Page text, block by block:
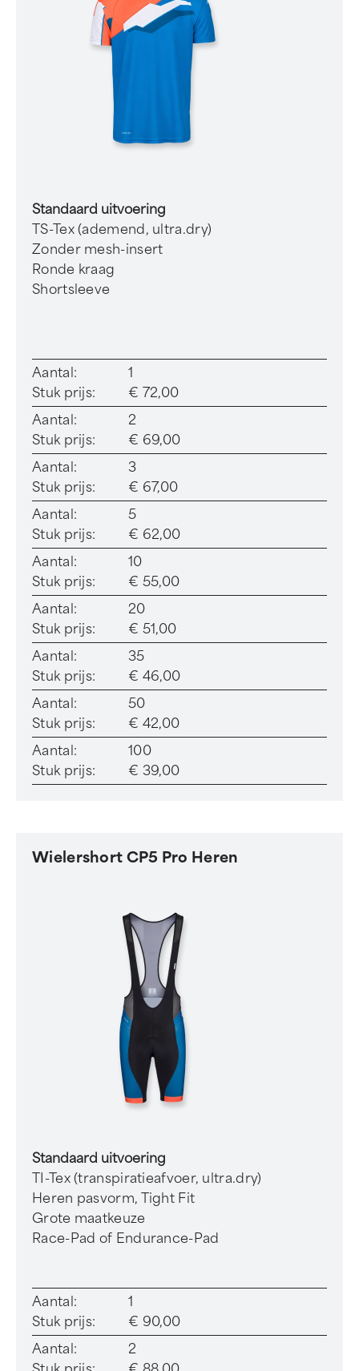
Standaard uitvoering
TS-Tex (ademend, ultra.dry)
Zonder mesh-insert
Ronde kraag
Shortsleeve
Aantal:
1
Stuk prijs:
€ 72,00
Aantal:
2
Stuk prijs:
€ 69,00
Aantal:
3
Stuk prijs:
€ 67,00
Aantal:
5
Stuk prijs:
€ 62,00
Aantal:
10
Stuk prijs:
€ 55,00
Aantal:
20
Stuk prijs:
€ 51,00
Aantal:
35
Stuk prijs:
€ 46,00
Aantal:
50
Stuk prijs:
€ 42,00
Aantal:
100
Stuk prijs:
€ 39,00
Wielershort CP5 Pro Heren
Standaard uitvoering
TI-Tex (transpiratieafvoer, ultra.dry)
Heren pasvorm, Tight Fit
Grote maatkeuze
Race-Pad of Endurance-Pad
Aantal:
1
Stuk prijs:
€ 90,00
Aantal:
2